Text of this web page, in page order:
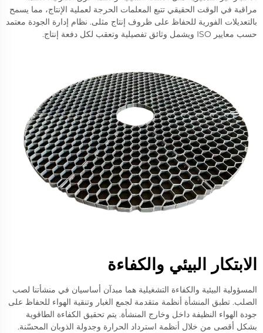
مراقبة في الوقت الحقيقي تتبع المعلمات الحرجة لعملية الإنتاج، مما يسمح
بالتعديلات الفورية للحفاظ على ظروف إنتاج مثلى. نظام إدارة الجودة معتمد
حسب معايير ISO ويشمل وثائق تفصيلية وتعقب لكل دفعة إنتاج.
الابتكار البيئي والكفاءة
المسؤولية البيئية والكفاءة التشغيلية هما مبدآن أساسيان في منشأتنا لصب
الصلب. تطبق المنشأة أنظمة متقدمة لجمع الغبار وتنقية الهواء للحفاظ على
جودة الهواء النظيفة داخل وخارج المنشأة. يتم تحقيق الكفاءة الطاقوية
بشكل أقصى من خلال أنظمة استرداد الحرارة وجدولة الذوبان المحسّنة.